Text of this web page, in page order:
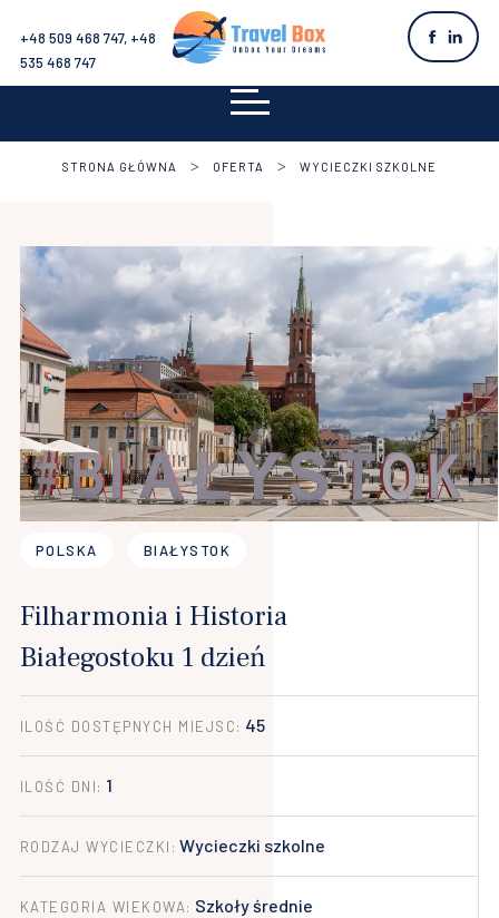
+48 509 468 747, +48
535 468 747
STRONA GŁÓWNA > OFERTA > WYCIECZKI SZKOLNE
POLSKA BIAŁYSTOK
Filharmonia i Historia
Białegostoku 1 dzień
ILOŚĆ DOSTĘPNYCH MIEJSC: 45
ILOŚĆ DNI: 1
RODZAJ WYCIECZKI: Wycieczki szkolne
KATEGORIA WIEKOWA: Szkoły średnie